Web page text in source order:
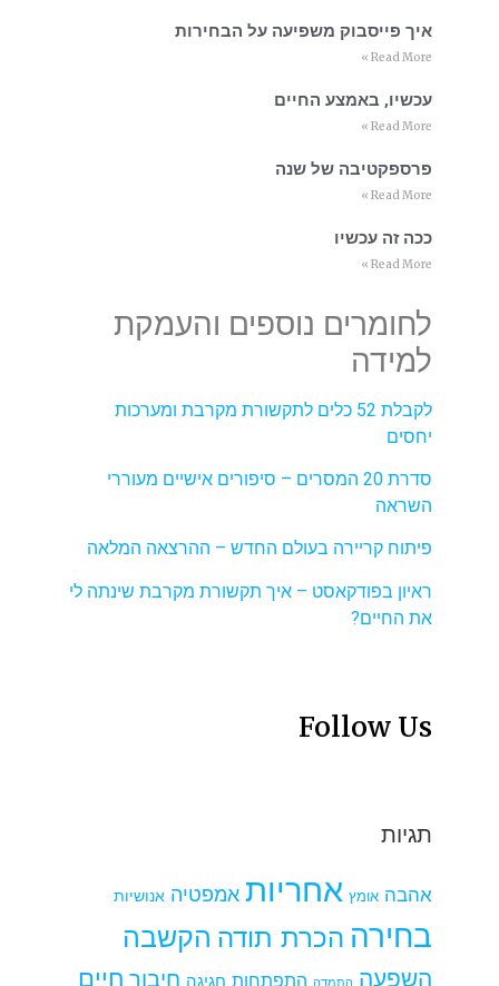
איך פייסבוק משפיעה על הבחירות
Read More »
עכשיו, באמצע החיים
Read More »
פרספקטיבה של שנה
Read More »
ככה זה עכשיו
Read More »
לחומרים נוספים והעמקת
למידה
לקבלת 52 כלים לתקשורת מקרבת ומערכות
יחסים
סדרת 20 המסרים – סיפורים אישיים מעוררי
השראה
פיתוח קריירה בעולם החדש – ההרצאה המלאה
ראיון בפודקאסט – איך תקשורת מקרבת שינתה לי
את החיים?
Follow Us
תגיות
אהבה אומץ אחריות אמפטיה אנושיות
בחירה הכרת תודה הקשבה
השפעה התפתחות חגיגה חיבור חיים